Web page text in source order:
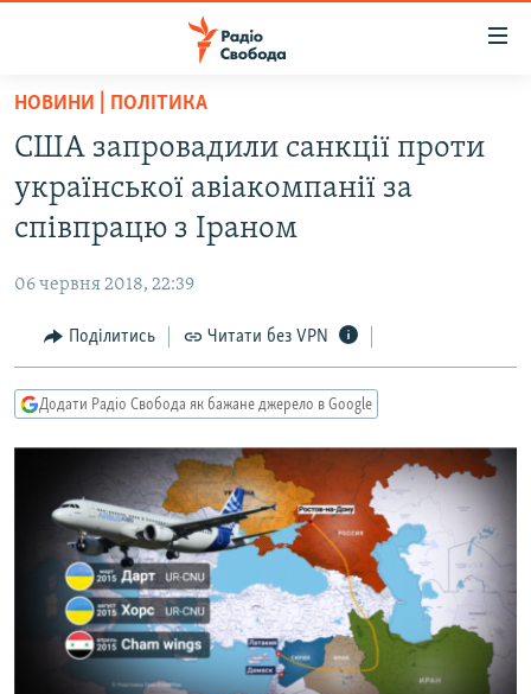
Перейти
основного
матеріалу
Перейти
до
основної
навігації
Перейти
до
пошуку
СТАТТІ
ЕКОНОМІКА
СУСПІЛЬСТВО
СВІТ
РОСІЙСЬКА «ФІЛЬТРАЦІЯ»
ДОНБАС.РЕАЛІЇ
ТИ ЯК?
ПРИАЗОВ’Я
КИТАЙ.ВИКЛИКИ
МУЛЬТИМЕДІА
ФОТО
СПЕЦПРОЄКТИ
НОВИНИ | ПОЛІТИКА
США запровадили санкції проти
української авіакомпанії за
співпрацю з Іраном
06 червня 2018, 22:39
Поділитись Читати без VPN
Додати Радіо Свобода як бажане джерело в Google